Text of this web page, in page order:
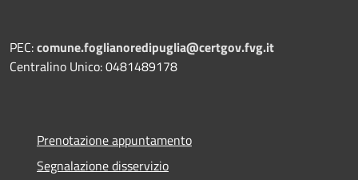
PEC:comune.foglianoredipuglia@certgov.fvg.it
Centralino Unico: 0481489178
Prenotazione appuntamento
Segnalazione disservizio